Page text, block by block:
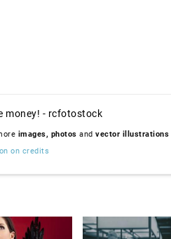
money! - rcfotostock
images, photos and vector illustrations
on credits